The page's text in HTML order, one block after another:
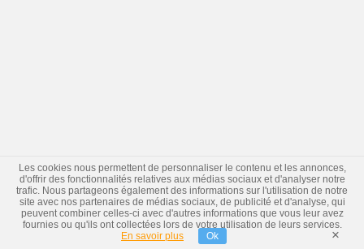
Les cookies nous permettent de personnaliser le contenu et les annonces,
d'offrir des fonctionnalités relatives aux médias sociaux et d'analyser notre
trafic. Nous partageons également des informations sur l'utilisation de notre
site avec nos partenaires de médias sociaux, de publicité et d'analyse, qui
peuvent combiner celles-ci avec d'autres informations que vous leur avez
fournies ou qu'ils ont collectées lors de votre utilisation de leurs services.
En savoir plus
Ok ×